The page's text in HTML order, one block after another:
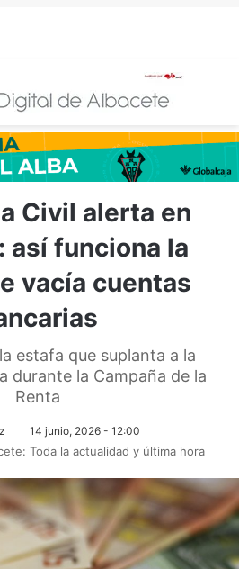
Civil alerta en
así funciona la
vacía cuentas
estafa que suplanta a la
durante la Campaña de la
Renta
14 junio, 2026 - 12:00
Toda la actualidad y última hora